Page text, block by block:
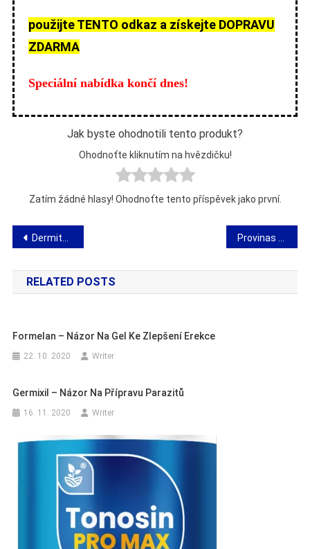
použijte TENTO odkaz a získejte DOPRAVU
ZDARMA
Speciální nabídka končí dnes!
Jak byste ohodnotili tento produkt?
Ohodnoťte kliknutím na hvězdičku!
Zatím žádné hlasy! Ohodnoťte tento příspěvek jako první.
Navigace
pro
příspěvek
Dermitalen Control proti mykóze – akce, přísady, názory, kde koupit?
RELATED POSTS
Formelan – Názor Na Gel Ke Zlepšení Erekce
22. 10. 2020 Writer
Germixil – Názor Na Přípravu Parazitů
16. 11. 2020 Writer